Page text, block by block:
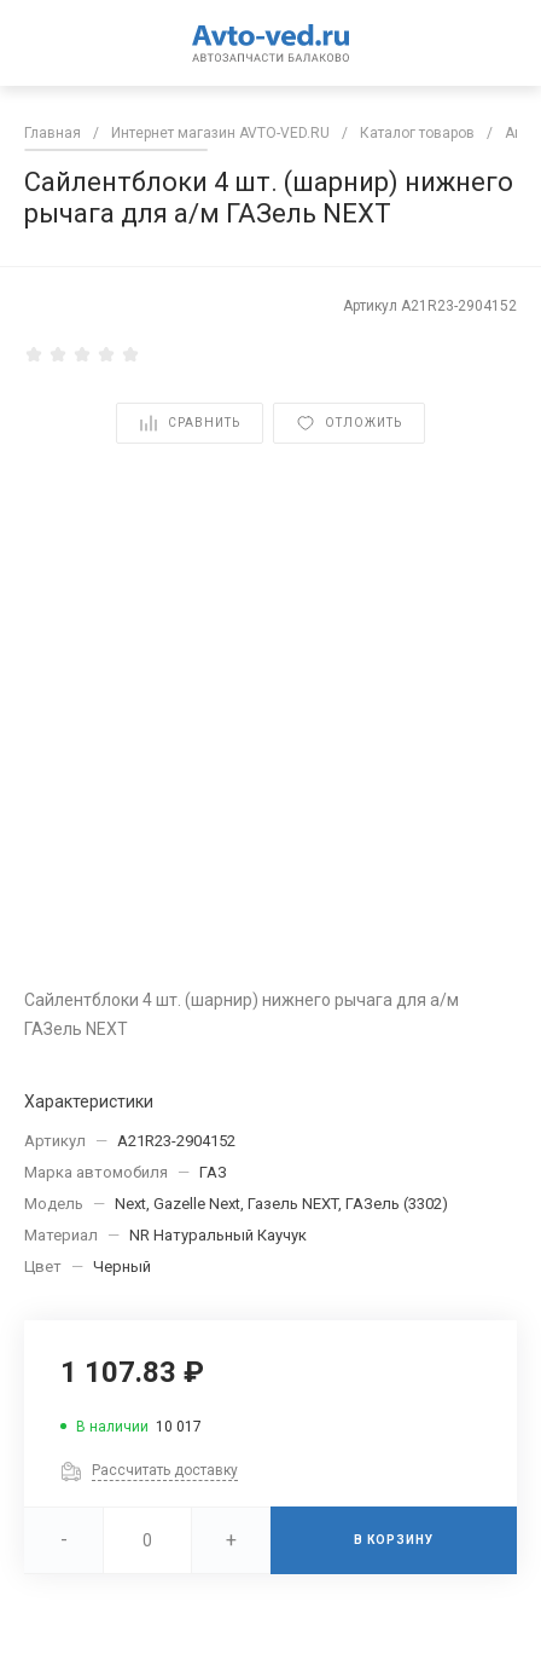
Главная / Интернет магазин AVTO-VED.RU / Каталог товаров /
Сайлентблоки 4 шт. (шарнир) нижнего
рычага для а/м ГАЗель NEXT
Артикул A21R23-2904152
СРАВНИТЬ ОТЛОЖИТЬ
Сайлентблоки 4 шт. (шарнир) нижнего рычага для а/м
ГАЗель NEXT
Характеристики
Артикул — A21R23-2904152
Марка автомобиля
— ГАЗ
Модель
— Next, Gazelle Next, Газель NEXT, ГАЗель (3302)
Материал
— NR Натуральный Каучук
Цвет — Черный
1 107.83 ₽
В наличии 10 017
Рассчитать доставку
- + В КОРЗИНУ